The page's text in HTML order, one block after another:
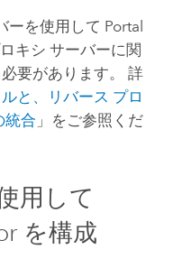
ーを使用して Portal
キシ サーバーに関
要があります。 詳
と、リバース プロ
統合 」をご参照くだ
用して
を構成